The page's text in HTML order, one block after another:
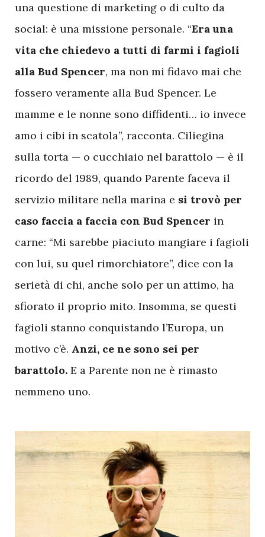
una questione di marketing o di culto da
social: è una missione personale. “Era una
vita che chiedevo a tutti di farmi i fagioli
alla Bud Spencer, ma non mi fidavo mai che
fossero veramente alla Bud Spencer. Le
mamme e le nonne sono diffidenti… io invece
amo i cibi in scatola”, racconta. Ciliegina
sulla torta — o cucchiaio nel barattolo — è il
ricordo del 1989, quando Parente faceva il
servizio militare nella marina e si trovò per
caso faccia a faccia con Bud Spencer in
carne: “Mi sarebbe piaciuto mangiare i fagioli
con lui, su quel rimorchiatore”, dice con la
serietà di chi, anche solo per un attimo, ha
sfiorato il proprio mito. Insomma, se questi
fagioli stanno conquistando l’Europa, un
motivo c’è. Anzi, ce ne sono sei per
barattolo. E a Parente non ne è rimasto
nemmeno uno.